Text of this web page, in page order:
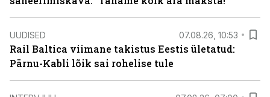
UUDISED 07.08.26, 10:53
Rail Baltica viimane takistus Eestis ületatud:
Pärnu-Kabli lõik sai rohelise tule